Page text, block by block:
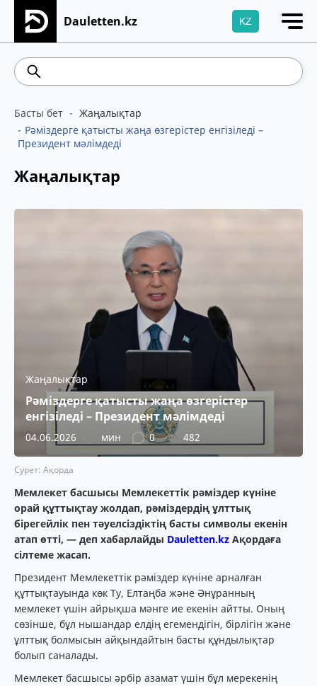
Dauletten.kz KZ
Сіздің өтінішіңіз сәтті жіберілді, Рақмет!
Басты бет
Жаңалықтар
Рәміздерге қатысты жаңа өзгерістер енгізіледі –
Президент мәлімдеді
Жаңалықтар
Жаңалықтар
Рәміздерге қатысты жаңа өзгерістер
енгізіледі – Президент мәлімдеді
04.06.2026 мин 0 482
Сурет: Ақорда
Мемлекет басшысы Мемлекеттік рәміздер күніне
орай құттықтау жолдап, рәміздердің ұлттық
бірегейлік пен тәуелсіздіктің басты символы екенін
атап өтті, — деп хабарлайды Dauletten.kz Ақордаға
сілтеме жасап.
Президент Мемлекеттік рәміздер күніне арналған
құттықтауында көк Ту, Елтаңба және Әнұранның
мемлекет үшін айрықша мәнге ие екенін айтты. Оның
сөзінше, бұл нышандар елдің егемендігін, бірлігін және
ұлттық болмысын айқындайтын басты құндылықтар
болып саналады.
Мемлекет басшысы әрбір азамат үшін бұл мерекенің